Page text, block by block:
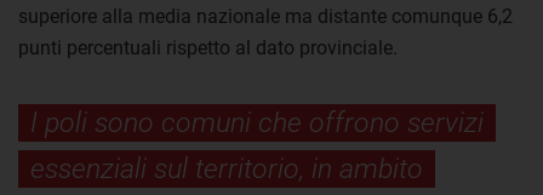
superiore alla media nazionale ma distante comunque 6,2
punti percentuali rispetto al dato provinciale.
I poli sono comuni che offrono servizi
essenziali sul territorio, in ambito